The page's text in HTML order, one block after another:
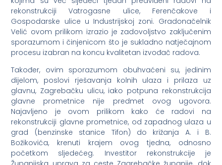
rekonstrukciji Vatrogasne ulice, Ferenčakove i
Gospodarske ulice u Industrijskoj zoni. Gradonačelnik
Velić ovom prilikom izrazio je zadovoljstvo zaključenim
sporazumom i činjenicom što je sukladno natječajnom
procesu izabran na koncu kvalitetan izvođač radova.
Također, ovim sporazumom obuhvaćeni su, jedinim
dijelom, poslovi rješavanja kolnih ulaza i prilaza uz
glavnu, Zagrebačku ulicu, iako potpuna rekonstrukcija
glavne prometnice nije predmet ovog ugovora.
Najavljeno je ovom prilikom kako će radovi na
rekonstrukciji glavne prometnice, od zapadnog ulaza u
grad (benzinske stanice Tifon) do križanja A. i B.
Božikovića, krenuti krajem ovog tjedna, odnosno
početkom sljedećeg. Investitor rekonstrukcije je